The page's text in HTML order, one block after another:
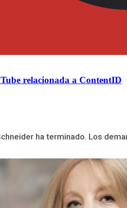
relacionada a ContentID
ha terminado. Los